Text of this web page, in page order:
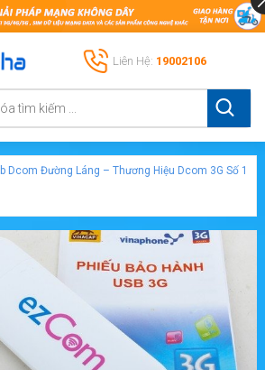
Liên Hệ: 19002106
Dcom Đường Láng – Thương Hiệu Dcom 3G Số 1